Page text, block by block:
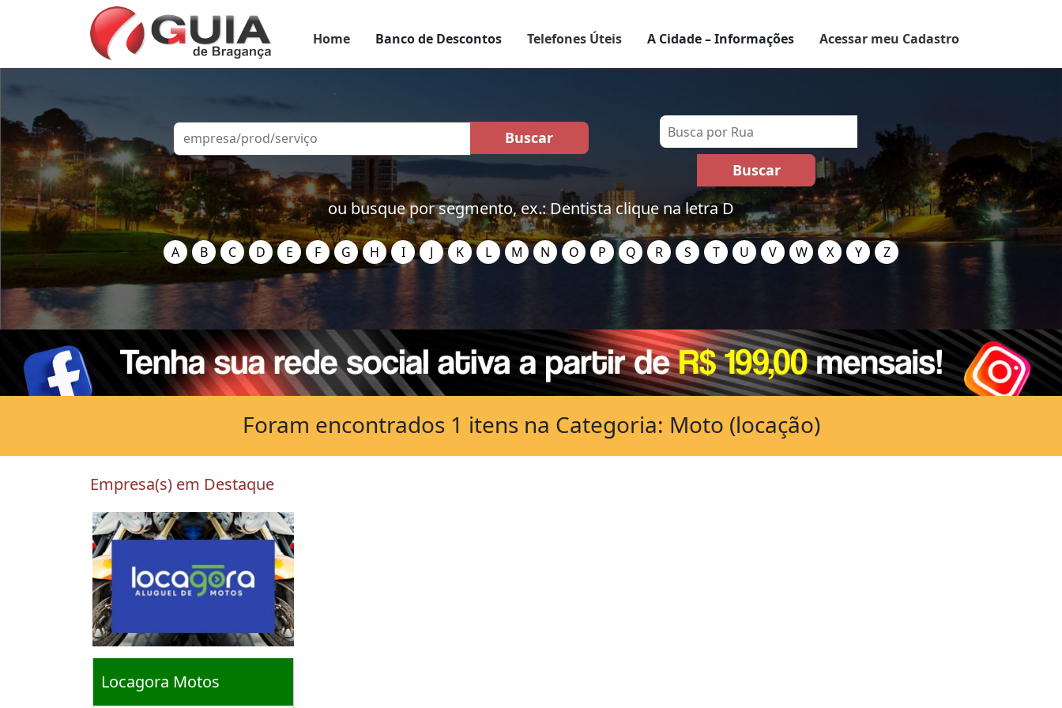
Home Banco de Descontos Telefones Úteis A Cidade – Informações Acessar meu Cadastro
ou busque por segmento, ex.: Dentista clique na letra D
A B C D E F G H I J K L M N O P Q R S T U V W X Y Z
Empresa(s) em Destaque
Locagora Motos
Foram encontrados 1 itens na Categoria: Moto (locação)